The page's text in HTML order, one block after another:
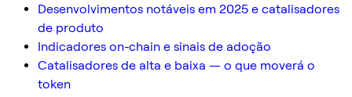
Desenvolvimentos notáveis em 2025 e catalisadores
de produto
Indicadores on-chain e sinais de adoção
Catalisadores de alta e baixa — o que moverá o
token